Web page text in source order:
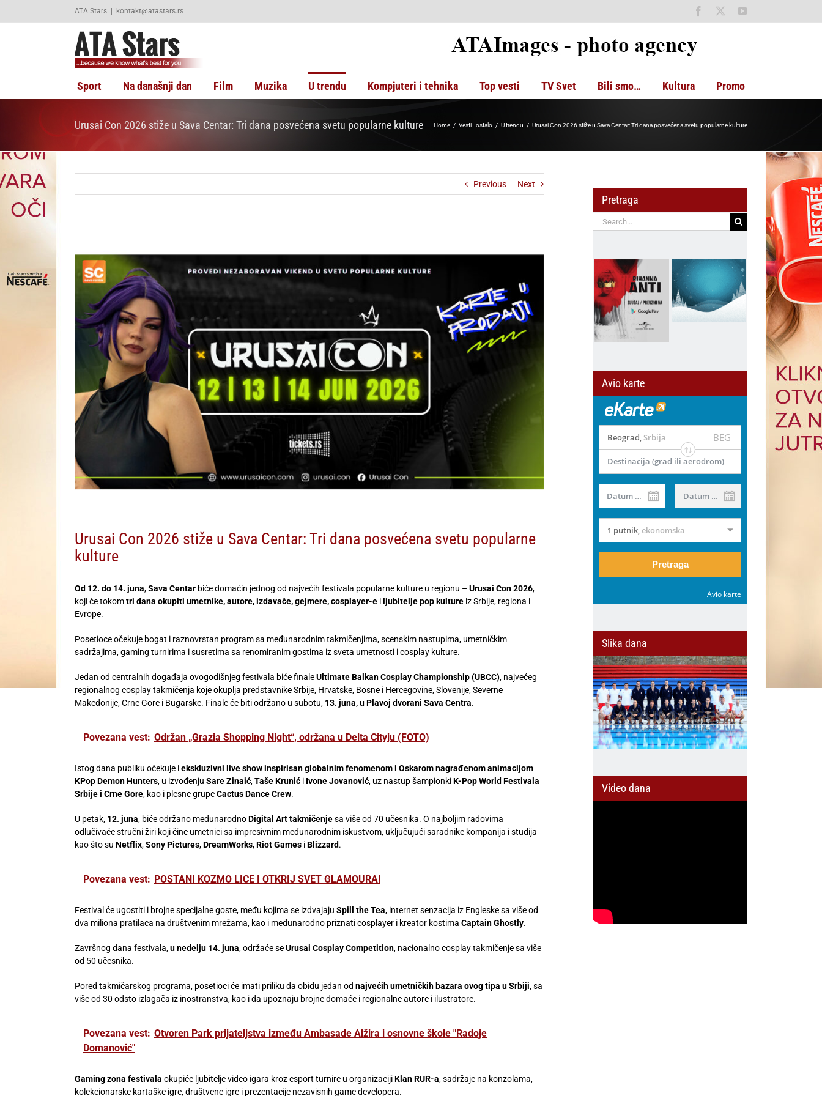
ATA Stars | kontakt@atastars.rs Facebook YouTube
Sport Na današnji dan Film Muzika U trendu Kompjuteri i tehnika Top vesti TV Svet Bili smo… Kultura Promo
Urusai Con 2026 stiže u Sava Centar: Tri dana posvećena svetu popularne kulture Home Vesti - ostalo U trendu Urusai Con 2026 stiže u Sava Centar: Tri dana posvećena svetu popularne kulture
Previous Next
Image
Urusai Con 2026 stiže u Sava Centar: Tri dana posvećena svetu popularne
kulture
Od 12. do 14. juna,Sava Centar biće domaćin jednog od najvećih festivala popularne kulture u regionu – Urusai Con 2026,
koji će tokomtri dana okupiti umetnike, autore, izdavače, gejmere, cosplayer-e i ljubiteljepop kulture iz Srbije, regiona i
Evrope.
Posetioce očekuje bogat i raznovrstan program sa međunarodnim takmičenjima, scenskim nastupima, umetničkim
sadržajima, gaming turnirima i susretima sa renomiranim gostima iz sveta umetnosti i cosplay kulture.
Jedan od centralnih događaja ovogodišnjeg festivala biće finaleUltimate Balkan Cosplay Championship (UBCC), najvećeg
regionalnog cosplay takmičenja koje okuplja predstavnike Srbije, Hrvatske, Bosne i Hercegovine, Slovenije, Severne
Makedonije, Crne Gore i Bugarske. Finale će biti održano u subotu, 13. juna, u Plavoj dvorani Sava Centra.
Povezana vest: Održan „Grazia Shopping Night“, održana u Delta Cityju (FOTO)
Istog dana publiku očekuje iekskluzivni live show inspirisan globalnim fenomenom i Oskarom nagrađenom animacijom
KPop Demon Hunters, u izvođenju Sare Zinaić,Taše Krunić i Ivone Jovanović, uz nastup šampionkiK-Pop World Festivala
Srbije i Crne Gore, kao i plesne grupeCactus Dance Crew.
U petak, 12. juna, biće održano međunarodnoDigital Art takmičenjesa više od 70 učesnika. O najboljim radovima
odlučivaće stručni žiri koji čine umetnici sa impresivnim međunarodnim iskustvom, uključujući saradnike kompanija i studija
kao što su Netflix,Sony Pictures,DreamWorks,Riot Games iBlizzard.
Povezana vest: POSTANI KOZMO LICE I OTKRIJ SVET GLAMOURA!
Festival će ugostiti i brojne specijalne goste, među kojima se izdvajaju Spill the Tea, internet senzacija iz Engleske sa više od
dva miliona pratilaca na društvenim mrežama, kao i međunarodno priznati cosplayer i kreator kostima Captain Ghostly.
Završnog dana festivala,u nedelju 14. juna, održaće seUrusai Cosplay Competition, nacionalno cosplay takmičenje sa više
od 50 učesnika.
Pored takmičarskog programa, posetioci će imati priliku da obiđu jedan od najvećih umetničkih bazara ovog tipa u Srbiji, sa
više od 30 odsto izlagača iz inostranstva, kao i da upoznaju brojne domaće i regionalne autore i ilustratore.
Povezana vest: Otvoren Park prijateljstva između Ambasade Alžira i osnovne škole "Radoje
Domanović"
Gaming zona festivala okupiće ljubitelje video igara kroz esport turnire u organizacijiKlan RUR-a, sadržaje na konzolama,
kolekcionarske kartaške igre, društvene igre i prezentacije nezavisnih game developera.
Pretraga
Search
for:
Avio karte
Beograd, Srbija BEG
Destinacija (grad ili aerodrom)
Datum od Datum do
1 putnik,ekonomska
Pretraga
Avio karte
Slika dana
Video dana